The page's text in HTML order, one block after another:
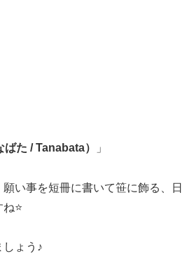
た / Tanabata） 」
い事を短冊に書いて笹に飾る、日
⭐️
ょう♪